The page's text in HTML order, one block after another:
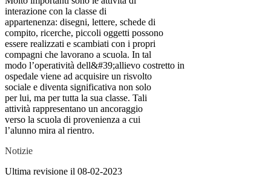
interazione con la classe di
appartenenza: disegni, lettere, schede di
compito, ricerche, piccoli oggetti possono
essere realizzati e scambiati con i propri
compagni che lavorano a scuola. In tal
modo l’operatività dell&#39;allievo costretto in
ospedale viene ad acquisire un risvolto
sociale e diventa significativa non solo
per lui, ma per tutta la sua classe. Tali
attività rappresentano un ancoraggio
verso la scuola di provenienza a cui
l’alunno mira al rientro.
Notizie
Ultima revisione il 08-02-2023